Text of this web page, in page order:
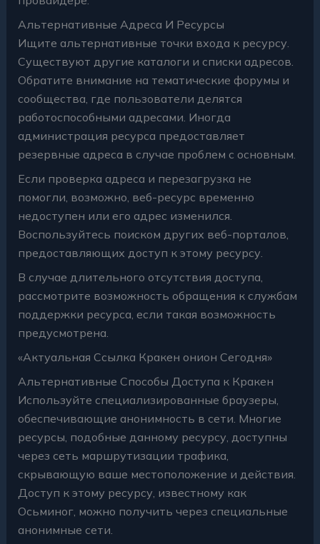
Альтернативные Адреса И Ресурсы
Ищите альтернативные точки входа к ресурсу.
Существуют другие каталоги и списки адресов.
Обратите внимание на тематические форумы и
сообщества, где пользователи делятся
работоспособными адресами. Иногда
администрация ресурса предоставляет
резервные адреса в случае проблем с основным.
Если проверка адреса и перезагрузка не
помогли, возможно, веб-ресурс временно
недоступен или его адрес изменился.
Воспользуйтесь поиском других веб-порталов,
предоставляющих доступ к этому ресурсу.
В случае длительного отсутствия доступа,
рассмотрите возможность обращения к службам
поддержки ресурса, если такая возможность
предусмотрена.
«Актуальная Ссылка Кракен онион Сегодня»
Альтернативные Способы Доступа к Кракен
Используйте специализированные браузеры,
обеспечивающие анонимность в сети. Многие
ресурсы, подобные данному ресурсу, доступны
через сеть маршрутизации трафика,
скрывающую ваше местоположение и действия.
Доступ к этому ресурсу, известному как
Осьминог, можно получить через специальные
анонимные сети.